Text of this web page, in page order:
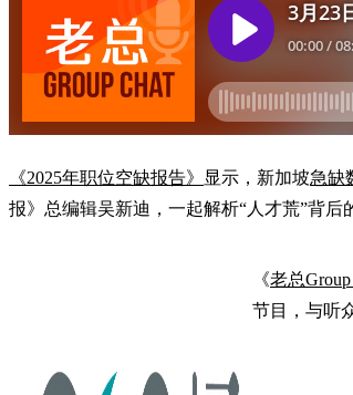
《2025年职位空缺报告》 显示，新加坡急缺
报》总编辑吴新迪，一起解析“人才荒”背后
《老总Group
节目，与听